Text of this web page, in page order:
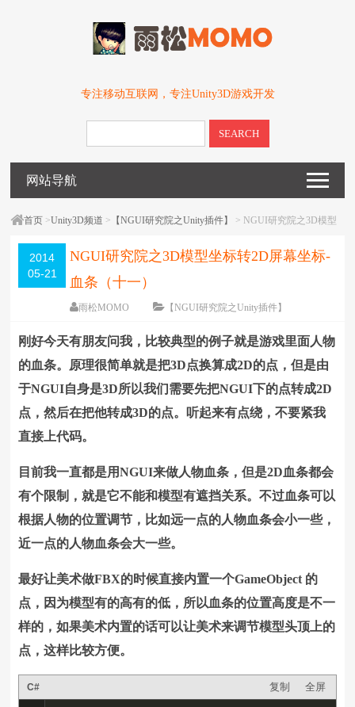
专注移动互联网，专注Unity3D游戏开发
SEARCH
网站导航
首页 >Unity3D频道 > 【NGUI研究院之Unity插件】
> NGUI研究院之3D模型
2014
05-21
NGUI研究院之3D模型坐标转2D屏幕坐标-
血条（十一）
雨松MOMO
【NGUI研究院之Unity插件】
编辑日期：2014-05-21 字体：大中小
刚好今天有朋友问我，比较典型的例子就是游戏里面人物
的血条。原理很简单就是把3D点换算成2D的点，但是由
于NGUI自身是3D所以我们需要先把NGUI下的点转成2D
点，然后在把他转成3D的点。听起来有点绕，不要紧我
直接上代码。
目前我一直都是用NGUI来做人物血条，但是2D血条都会
有个限制，就是它不能和模型有遮挡关系。不过血条可以
根据人物的位置调节，比如远一点的人物血条会小一些，
近一点的人物血条会大一些。
最好让美术做FBX的时候直接内置一个GameObject 的
点，因为模型有的高有的低，所以血条的位置高度是不一
样的，如果美术内置的话可以让美术来调节模型头顶上的
点，这样比较方便。
C# 复制 全屏